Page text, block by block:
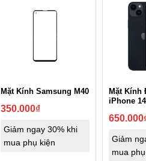
Mặt Kính Samsung M40
350.000₫
Giảm ngay 30% khi
mua phụ kiện
Mặt Kính
iPhone 14
650.000
Giảm
mua